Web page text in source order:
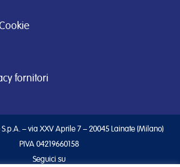
fornitori
– via XXV Aprile 7 – 20045 Lainate (Milano)
PIVA 04219660158
Seguici su